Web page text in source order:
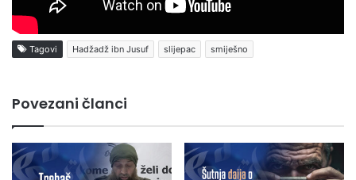
Tagovi Hadžadž ibn Jusuf slijepac smiješno
Povezani članci